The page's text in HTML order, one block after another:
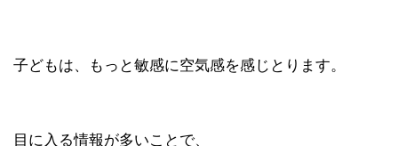
子どもは、もっと敏感に空気感を感じとります。
目に入る情報が多いことで、